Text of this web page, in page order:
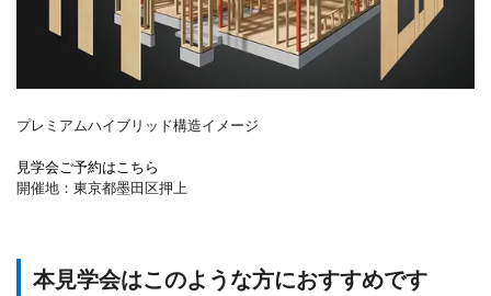
プレミアムハイブリッド構造イメージ
見学会ご予約はこちら
開催地：東京都墨田区押上
本見学会はこのような方におすすめです